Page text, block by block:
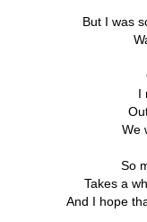
But I was
I
We
So
Takes a
And I hope